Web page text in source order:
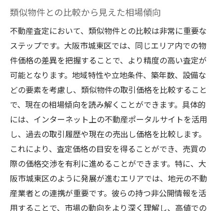
類似物件との比較から見えた相場傾向
不動産査定において、類似物件との比較は非常に重要な
ステップです。大阪市城東区では、同じエリア内での物
件価格の差異を把握することで、より精度の高い査定が
可能となります。地域特性や立地条件、築年数、設備な
どの要素を考慮し、類似物件の取引価格を比較すること
で、現在の相場傾向を読み解くことができます。具体的
には、インターネット上の不動産ポータルサイトを活用
し、過去の取引履歴や現在の売出し価格を比較します。
これにより、査定価格の目安を得ることができ、売買の
際の価格交渉を有利に進めることができます。特に、大
阪市城東区のように発展が進むエリアでは、地元の不動
産業者との連携が重要です。彼らの持つ非公開情報を活
用することで、市場の動向をより深く理解し、高値での